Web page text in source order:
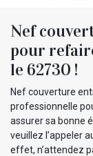
Nef
pour
le 62730 !
Nef couverture
professionnelle
assurer sa bonne
veuillez l’appeler
effet, n’attendez